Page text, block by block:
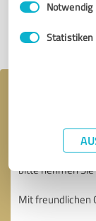
Notwendig
Statistiken
Ihre